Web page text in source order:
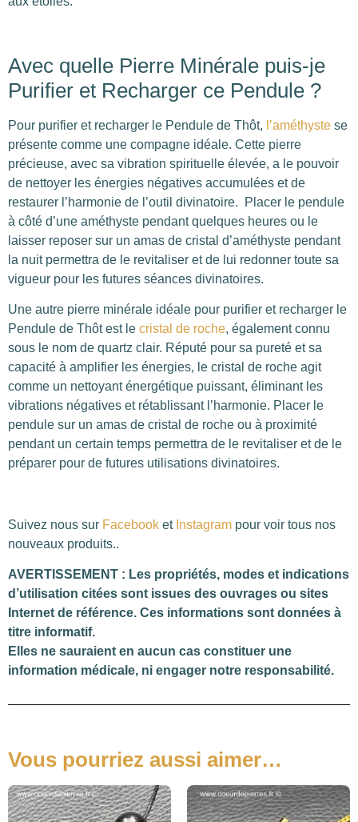
Avec quelle Pierre Minérale puis-je
Purifier et Recharger ce Pendule ?
Pour purifier et recharger le Pendule de Thôt, l’améthyste se
présente comme une compagne idéale. Cette pierre
précieuse, avec sa vibration spirituelle élevée, a le pouvoir
de nettoyer les énergies négatives accumulées et de
restaurer l’harmonie de l’outil divinatoire. Placer le pendule
à côté d’une améthyste pendant quelques heures ou le
laisser reposer sur un amas de cristal d’améthyste pendant
la nuit permettra de le revitaliser et de lui redonner toute sa
vigueur pour les futures séances divinatoires.
Une autre pierre minérale idéale pour purifier et recharger le
Pendule de Thôt est le cristal de roche, également connu
sous le nom de quartz clair. Réputé pour sa pureté et sa
capacité à amplifier les énergies, le cristal de roche agit
comme un nettoyant énergétique puissant, éliminant les
vibrations négatives et rétablissant l’harmonie. Placer le
pendule sur un amas de cristal de roche ou à proximité
pendant un certain temps permettra de le revitaliser et de le
préparer pour de futures utilisations divinatoires.
Suivez nous sur Facebook et Instagram pour voir tous nos
nouveaux produits..
AVERTISSEMENT : Les propriétés, modes et indications
d’utilisation citées sont issues des ouvrages ou sites
Internet de référence. Ces informations sont données à
titre informatif.
Elles ne sauraient en aucun cas constituer une
information médicale, ni engager notre responsabilité.
Vous pourriez aussi aimer…